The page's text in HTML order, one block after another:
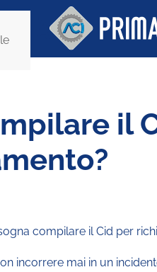
il
compilare il Cid per
incorrere mai in un